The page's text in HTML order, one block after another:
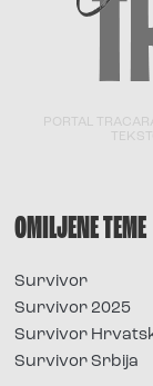
PORTAL
OMILJENE TEME
Survivor
Survivor 2025
Survivor
Survivor Srbija